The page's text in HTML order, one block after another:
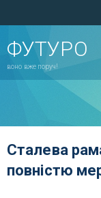
ФУТУРО
воно вже поруч!
Сталева
повністю